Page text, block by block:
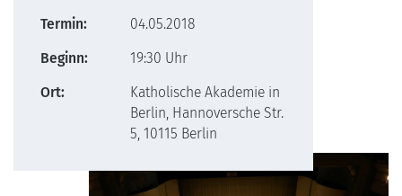
Termin:
04.05.2018
Beginn:
19:30 Uhr
Ort:
Katholische Akademie in
Berlin, Hannoversche Str.
5, 10115 Berlin